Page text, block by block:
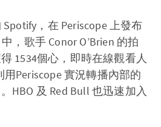
，在 Periscope 上發布
，歌手 Conor O’Brien 的拍
1534個心，即時在線觀看人
用Periscope 實況轉播內部的
HBO 及 Red Bull 也迅速加入